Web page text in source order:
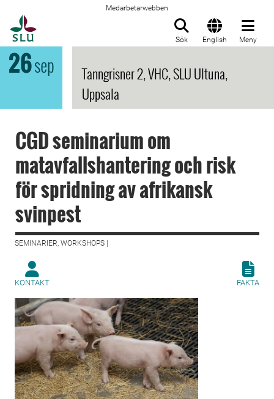
Medarbetarwebben
Sök English Meny
26sep
Tanngrisner 2, VHC, SLU Ultuna,
Uppsala
CGD seminarium om
matavfallshantering och risk
för spridning av afrikansk
svinpest
SEMINARIER, WORKSHOPS |
KONTAKT FAKTA